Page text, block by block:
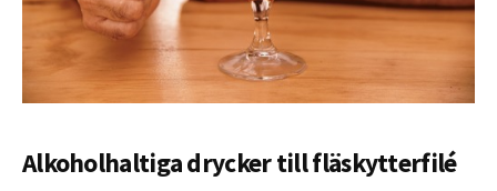
Alkoholhaltiga drycker till fläskytterfilé